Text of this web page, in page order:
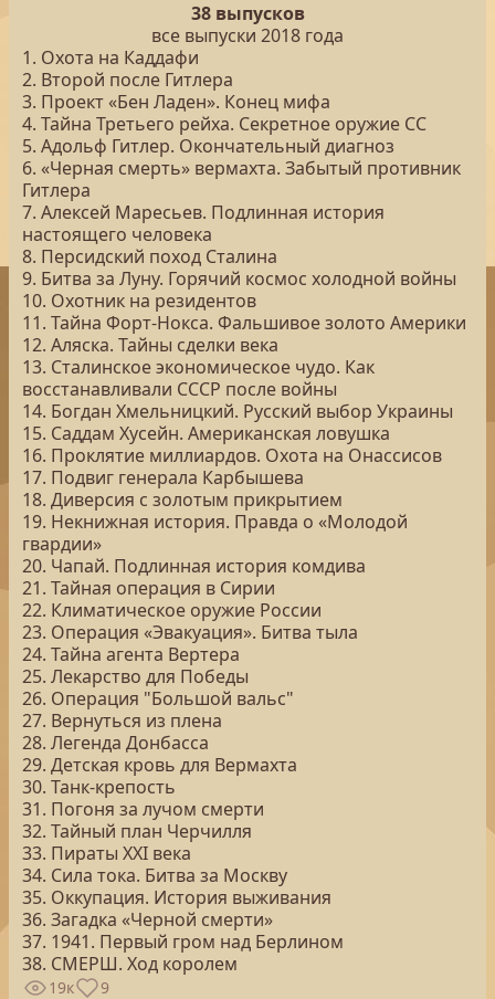
38 выпусков
все выпуски 2018 года
1. Охота на Каддафи
2. Второй после Гитлера
3. Проект «Бен Ладен». Конец мифа
4. Тайна Третьего рейха. Секретное оружие СС
5. Адольф Гитлер. Окончательный диагноз
6. «Черная смерть» вермахта. Забытый противник
Гитлера
7. Алексей Маресьев. Подлинная история
настоящего человека
8. Персидский поход Сталина
9. Битва за Луну. Горячий космос холодной войны
10. Охотник на резидентов
11. Тайна Форт-Нокса. Фальшивое золото Америки
12. Аляска. Тайны сделки века
13. Сталинское экономическое чудо. Как
восстанавливали СССР после войны
14. Богдан Хмельницкий. Русский выбор Украины
15. Саддам Хусейн. Американская ловушка
16. Проклятие миллиардов. Охота на Онассисов
17. Подвиг генерала Карбышева
18. Диверсия с золотым прикрытием
19. Некнижная история. Правда о «Молодой
гвардии»
20. Чапай. Подлинная история комдива
21. Тайная операция в Сирии
22. Климатическое оружие России
23. Операция «Эвакуация». Битва тыла
24. Тайна агента Вертера
25. Лекарство для Победы
26. Операция "Большой вальс"
27. Вернуться из плена
28. Легенда Донбасса
29. Детская кровь для Вермахта
30. Танк-крепость
31. Погоня за лучом смерти
32. Тайный план Черчилля
33. Пираты ХХI века
34. Сила тока. Битва за Москву
35. Оккупация. История выживания
36. Загадка «Черной смерти»
37. 1941. Первый гром над Берлином
38. СМЕРШ. Ход королем
19к 9